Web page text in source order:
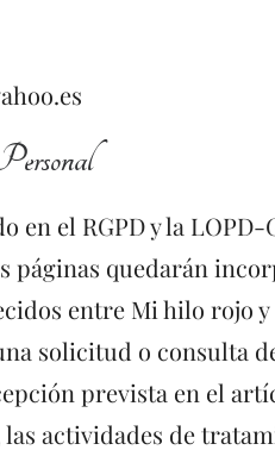
en el RGPD y la
páginas quedarán
entre Mi hilo rojo
solicitud o consulta
prevista en el
actividades de